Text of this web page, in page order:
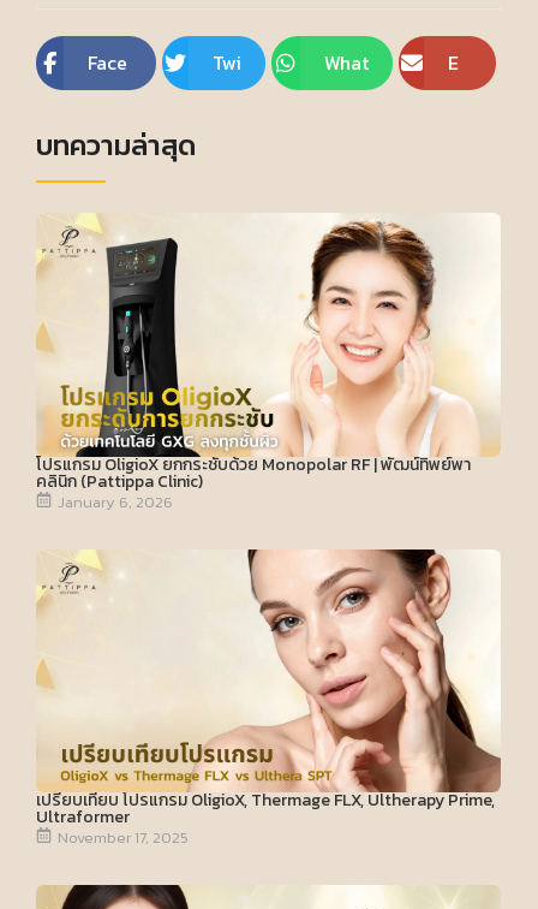
Face
Twi
What
E
บทความล่าสุด
โปรแกรม OligioX ยกกระชับด้วย Monopolar RF | พัฒน์ทิพย์พา
คลินิก (Pattippa Clinic)
January 6, 2026
เปรียบเทียบ โปรแกรม OligioX, Thermage FLX, Ultherapy Prime,
Ultraformer
November 17, 2025